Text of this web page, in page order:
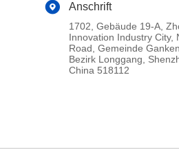
Anschrift
1702, Gebäude 19-A,
Innovation Industry City,
Road, Gemeinde
Bezirk Longgang,
China 518112